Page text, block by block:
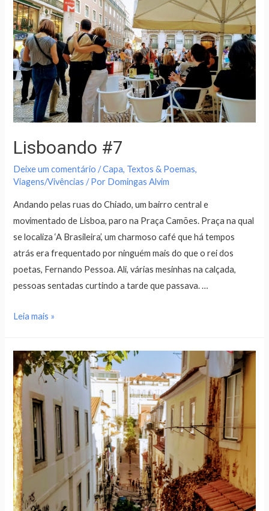
Lisboando #7
Deixe um comentário /Capa, Textos & Poemas,
Viagens/Vivências / Por Domingas Alvim
Andando pelas ruas do Chiado, um bairro central e
movimentado de Lisboa, paro na Praça Camões. Praça na qual
se localiza ‘A Brasileira’, um charmoso café que há tempos
atrás era frequentado por ninguém mais do que o rei dos
poetas, Fernando Pessoa. Ali, várias mesinhas na calçada,
pessoas sentadas curtindo a tarde que passava. …
Leia mais »